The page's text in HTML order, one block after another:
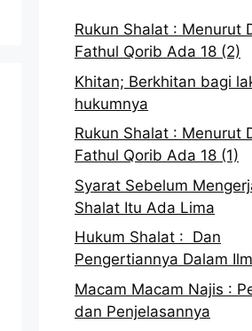
Rukun Shalat : Menurut
Fathul Qorib Ada 18 (2)
Khitan; Berkhitan bagi
hukumnya
Rukun Shalat : Menurut
Fathul Qorib Ada 18 (1)
Syarat Sebelum
Shalat Itu Ada Lima
Hukum Shalat : Dan
Pengertiannya Dalam
Macam Macam Najis :
dan Penjelasannya